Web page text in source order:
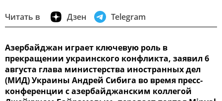
Читать в Дзен Telegram
Азербайджан играет ключевую роль в
прекращении украинского конфликта, заявил 6
августа глава министерства иностранных дел
(МИД) Украины Андрей Сибига во время пресс-
конференции с азербайджанским коллегой